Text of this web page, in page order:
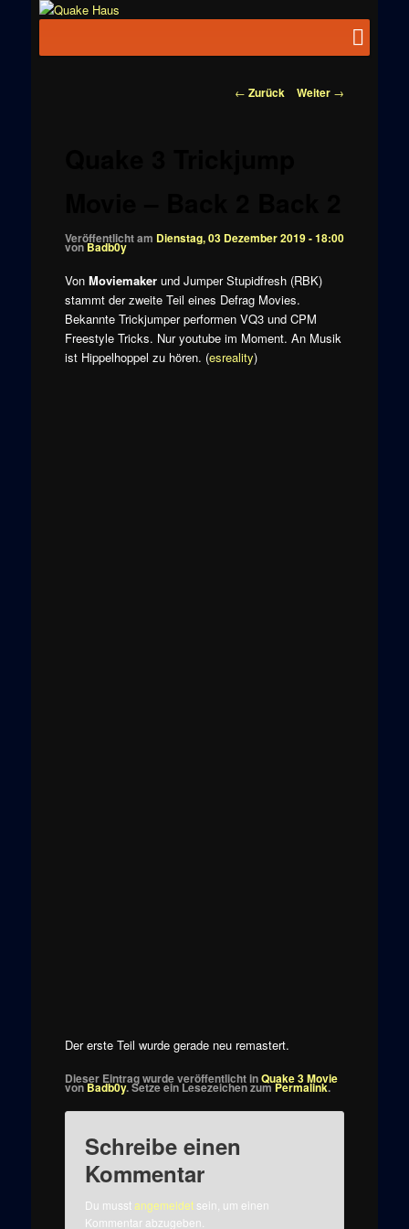
News zu
Beitragsnavigation
← Zurück Weiter →
Veröffentlicht am Dienstag, 03 Dezember 2019 - 18:00
vonBadb0y
Von Moviemakerund Jumper Stupidfresh (RBK)
stammt der zweite Teil eines Defrag Movies.
Bekannte Trickjumper performen VQ3 und CPM
Freestyle Tricks. Nur youtube im Moment. An Musik
ist Hippelhoppel zu hören. (esreality)
Der erste Teil wurde gerade neu remastert.
Dieser Eintrag wurde veröffentlicht inQuake 3 Movie
vonBadb0y. Setze ein Lesezeichen zumPermalink.
Schreibe einen
Kommentar
Du musstangemeldetsein, um einen
Kommentar abzugeben.